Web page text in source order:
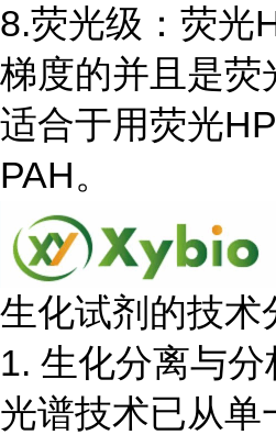
8.荧光级：荧光
梯度的并且是荧
适合于用荧光
PAH。
生化试剂的技术
1. 生化分离与分
光谱技术已从单